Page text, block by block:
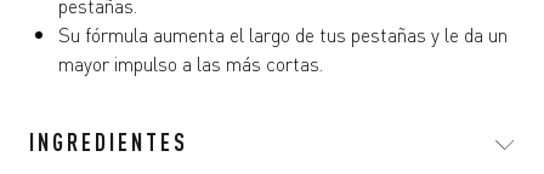
Su fórmula aumenta el largo de tus pestañas y le da un
mayor impulso a las más cortas.
INGREDIENTES